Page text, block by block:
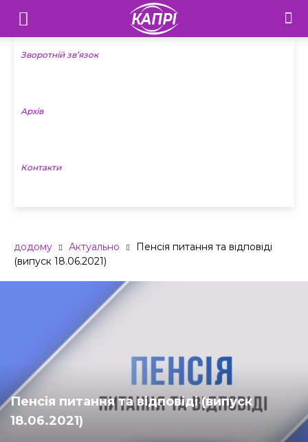
Телебачення
«Капрі»
Новини
Зворотній зв’язок
Архів
Контакти
додому Актуально
Пенсія питання та відповіді
(випуск 18.06.2021)
Пенсія питання та відповіді (випуск
18.06.2021)